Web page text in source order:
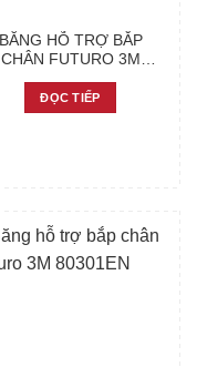
BĂNG HỖ TRỢ BẮP
CHÂN FUTURO 3M
80301EN
ĐỌC TIẾP